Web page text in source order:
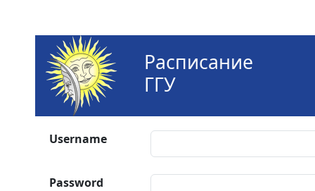
Расписание
ГГУ
Username
Password